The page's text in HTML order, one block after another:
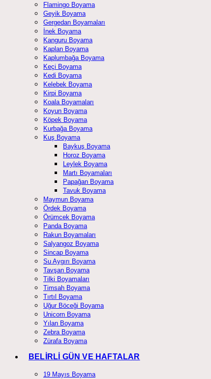
Flamingo Boyama
Geyik Boyama
Gergedan Boyamaları
İnek Boyama
Kanguru Boyama
Kaplan Boyama
Kaplumbağa Boyama
Keçi Boyama
Kedi Boyama
Kelebek Boyama
Kirpi Boyama
Koala Boyamaları
Koyun Boyama
Köpek Boyama
Kurbağa Boyama
Kuş Boyama
Baykuş Boyama
Horoz Boyama
Leylek Boyama
Martı Boyamaları
Papağan Boyama
Tavuk Boyama
Maymun Boyama
Ördek Boyama
Örümcek Boyama
Panda Boyama
Rakun Boyamaları
Salyangoz Boyama
Sincap Boyama
Su Aygırı Boyama
Tavşan Boyama
Tilki Boyamaları
Timsah Boyama
Tırtıl Boyama
Uğur Böceği Boyama
Unicorn Boyama
Yılan Boyama
Zebra Boyama
Zürafa Boyama
BELİRLİ GÜN VE HAFTALAR
19 Mayıs Boyama